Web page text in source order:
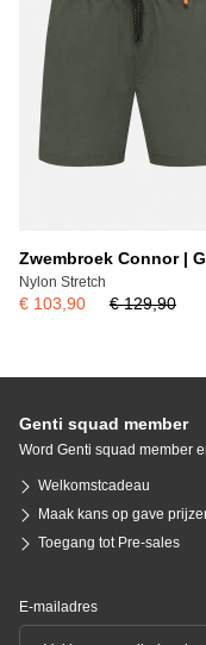
Zwembroek Connor |
Nylon Stretch
€ 103,90 € 129,90
Genti squad member
Word Genti squad member
Welkomstcadeau
Maak kans op gave
Toegang tot Pre-sales
E-mailadres